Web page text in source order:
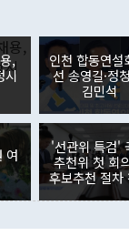
크에서 열리는 '동
검토하고 있다"고
며 "아직 거기까
한 대북 구상과 설
. 특히 주적 표현
은 통일부 장관
. 이 대통령은 정
다고 승인난 건 아
발언 내용은 대부
정 장관의 개인적
정책이 아닌 사안
군통수권자가 나서
달러)을 넘어선
만달러, 외국인의
는 외국인의 국내
익실현 매도 등의
달러)에 이어 역
권투자는 세계국채
증가 폭이 줄어든
는 주식을 중심으
,
시
인천 합동연설
선 송영길·정
김민석
여
'선관위 특검'
추천위 첫
후보추천 절차